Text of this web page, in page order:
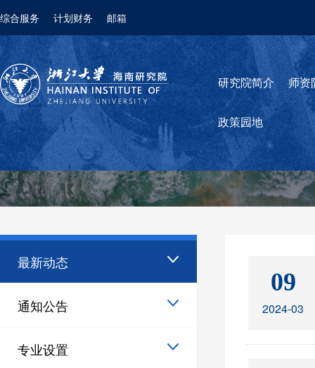
综合服务 计划财务 邮箱
研究院简介 师资
政策园地
最新动态
通知公告
专业设置
09
2024-03